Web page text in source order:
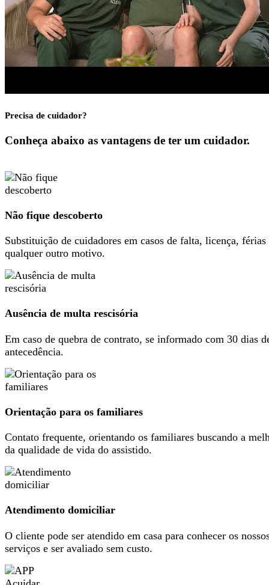
Precisa de cuidador?
Conheça abaixo as vantagens de ter um cuidador.
Não fique descoberto
Substituição de cuidadores em casos de falta, licença, férias
qualquer outro motivo.
Ausência de multa rescisória
Em caso de quebra de contrato, se informado com 30 dias
antecedência.
Orientação para os familiares
Contato frequente, orientando os familiares buscando a
da qualidade de vida do assistido.
Atendimento domiciliar
O cliente pode ser atendido em casa para conhecer os
serviços e ser avaliado sem custo.